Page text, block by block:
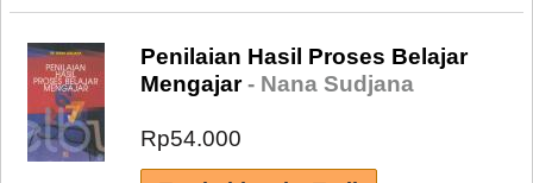
Penilaian Hasil Proses Belajar
Mengajar- Nana Sudjana
Rp54.000